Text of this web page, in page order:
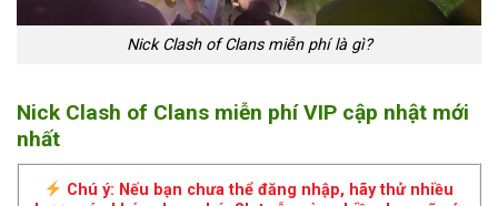
Nick Clash of Clans miễn phí là gì?
Nick Clash of Clans miễn phí VIP cập nhật mới
nhất
Chú ý: Nếu bạn chưa thể đăng nhập, hãy thử nhiều